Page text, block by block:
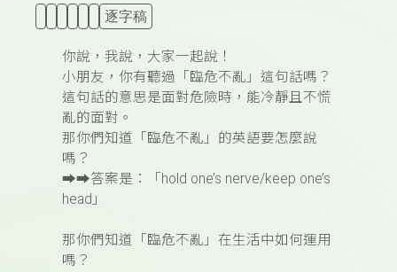
逐字稿
你說，我說，大家一起說！
小朋友，你有聽過「臨危不亂」這句話嗎？
這句話的意思是面對危險時，能冷靜且不慌
亂的面對。
那你們知道「臨危不亂」的英語要怎麼說
嗎？
➡️➡️答案是：「hold one’s nerve/keep one’s
head」
那你們知道「臨危不亂」在生活中如何運用
嗎？